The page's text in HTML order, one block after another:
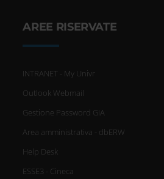
AREE RISERVATE
INTRANET - My Univr
Outlook Webmail
Gestione Password GIA
Area amministrativa - dbERW
Help Desk
ESSE3 - Cineca